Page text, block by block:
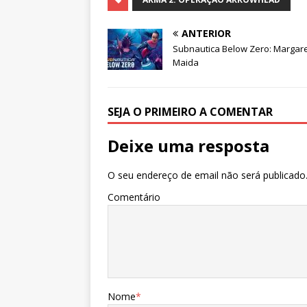
ANTERIOR
Subnautica Below Zero:
Maida
SEJA O PRIMEIRO A COMENTAR
Deixe uma resposta
O seu endereço de email não será publicado.
Comentário
Nome*